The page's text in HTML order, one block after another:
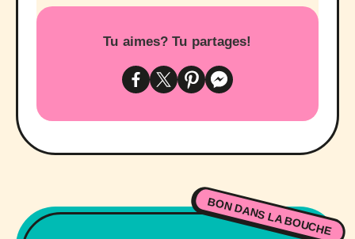
Tu aimes? Tu partages!
BON DANS LA BOUCHE